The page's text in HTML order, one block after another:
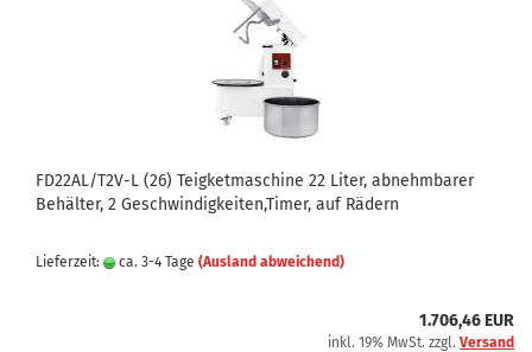
FD22AL/T2V-L (26) Teigketmaschine 22 Liter, abnehmbarer
Behälter, 2 Geschwindigkeiten,Timer, auf Rädern
Lieferzeit: ca. 3-4 Tage (Ausland abweichend)
1.706,46 EUR
inkl. 19% MwSt. zzgl. Versand